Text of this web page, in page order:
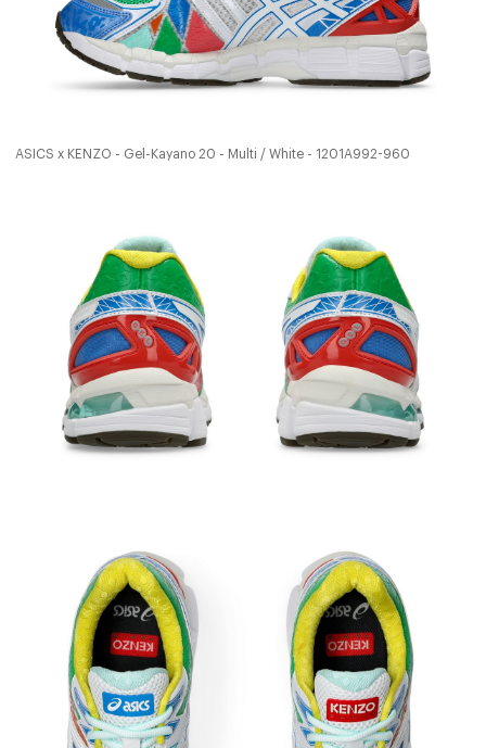
ASICS x KENZO - Gel-Kayano 20 - Multi / White - 1201A992-960